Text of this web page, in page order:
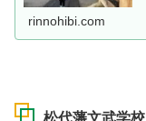
rinnohibi.com